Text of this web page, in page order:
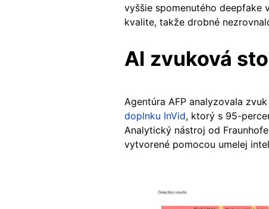
vyššie spomenutého deepfake
kvalite, takže drobné
AI zvuková
Agentúra AFP analyzovala
doplnku InVid, ktorý s 95-
Analytický nástroj od
vytvorené pomocou umelej